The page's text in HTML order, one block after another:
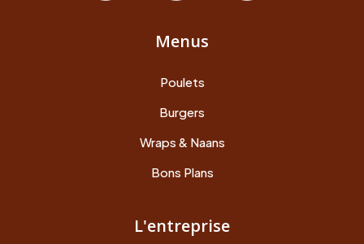
Menus
Poulets
Burgers
Wraps & Naans
Bons Plans
L'entreprise